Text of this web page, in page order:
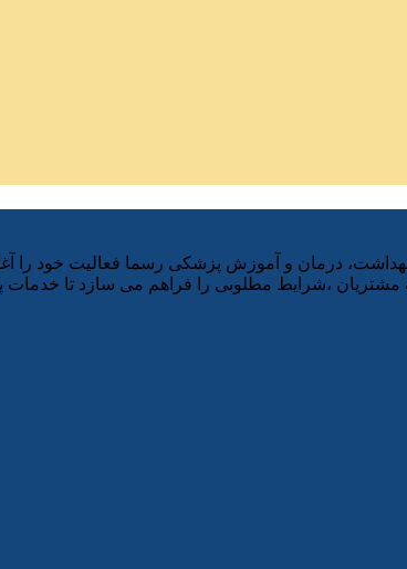
از وزارت بهداشت، درمان و آموزش پزشکی رسما فعالیت
،شرایط مطلوبی را فراهم می سازد تا خدمات